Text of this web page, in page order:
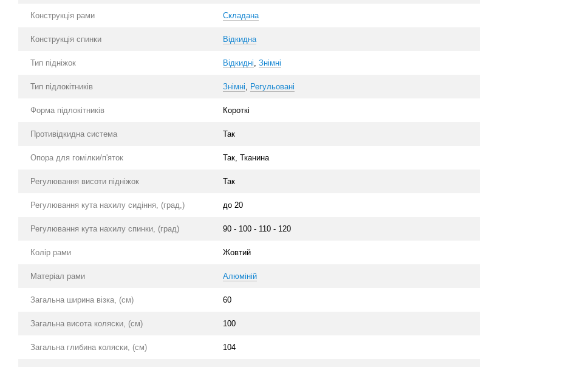
Конструкція рами Складана
Конструкція спинки Відкидна
Тип підніжок Відкидні, Знімні
Тип підлокітників Знімні, Регульовані
Форма підлокітників Короткі
Противідкидна система Так
Опора для гомілки/п'яток Так, Тканина
Регулювання висоти підніжок Так
Регулювання кута нахилу сидіння, (град,) до 20
Регулювання кута нахилу спинки, (град) 90 - 100 - 110 - 120
Колір рами Жовтий
Матеріал рами Алюміній
Загальна ширина візка, (см) 60
Загальна висота коляски, (см) 100
Загальна глибина коляски, (см) 104